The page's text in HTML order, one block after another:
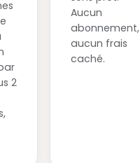
2
Aucun
abonnement,
aucun frais
caché.